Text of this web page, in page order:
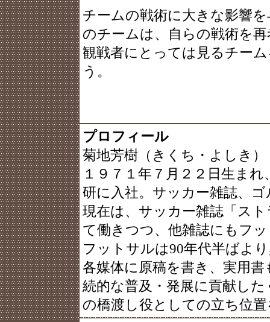
チームの戦術に大きな影響
のチームは、自らの戦術を
観戦者にとっては見るチー
う。
プロフィール
菊地芳樹（きくち・よしき）
１９７１年７月２２日生ま
研に入社。サッカー雑誌、
現在は、サッカー雑誌「ス
て働きつつ、他雑誌にもフ
フットサルは90年代半ばよ
各媒体に原稿を書き、実用
続的な普及・発展に貢献し
の橋渡し役としての立ち位